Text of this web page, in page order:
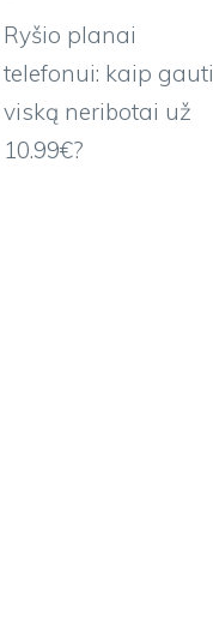
Ryšio planai
telefonui: kaip gauti
viską neribotai už
10.99€?